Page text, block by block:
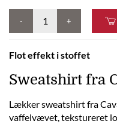
- +
Flot effekt i stoffet
Sweatshirt fra
Lækker sweatshirt fra
vaffelvævet, tekstureret